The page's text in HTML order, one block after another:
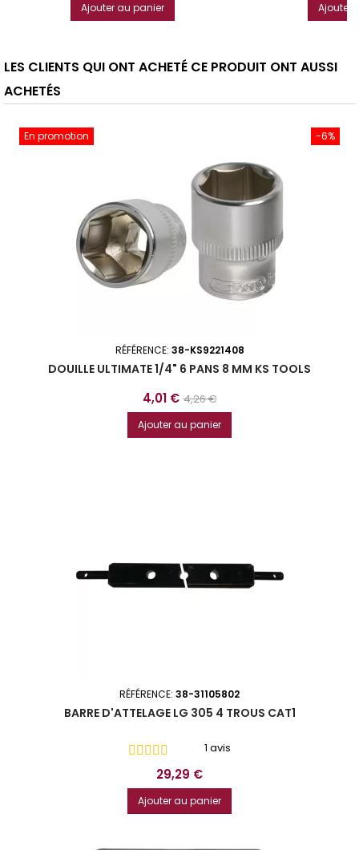
Ajouter au panier Ajouter
LES CLIENTS QUI ONT ACHETÉ CE PRODUIT ONT AUSSI
ACHETÉS
-6%
En promotion
RÉFÉRENCE: 38-KS9221408
DOUILLE ULTIMATE 1/4" 6 PANS 8 MM KS TOOLS
Prix
4,01 € Prix
de
base
4,26 €
Ajouter au panier
RÉFÉRENCE: 38-31105802
BARRE D'ATTELAGE LG 305 4 TROUS CAT1
1 avis
Prix
29,29 €
Ajouter au panier